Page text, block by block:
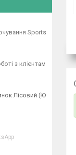
Sports
з клієнтам
Лісовий (Ю